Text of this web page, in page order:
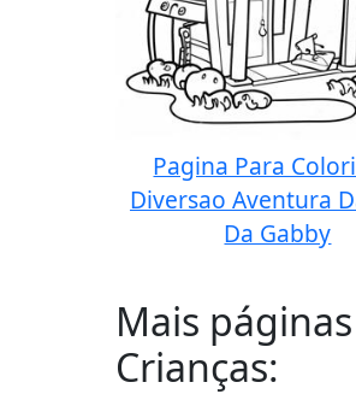
Pagina Para
Diversao Aventura
Da Gabby
Mais
Crianças: